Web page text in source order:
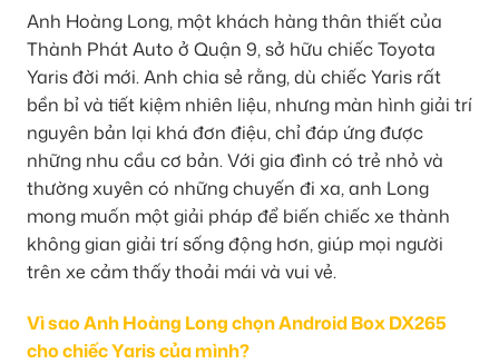
Anh Hoàng Long, một khách hàng thân thiết của
Thành Phát Auto ở Quận 9, sở hữu chiếc Toyota
Yaris đời mới. Anh chia sẻ rằng, dù chiếc Yaris rất
bền bỉ và tiết kiệm nhiên liệu, nhưng màn hình giải trí
nguyên bản lại khá đơn điệu, chỉ đáp ứng được
những nhu cầu cơ bản. Với gia đình có trẻ nhỏ và
thường xuyên có những chuyến đi xa, anh Long
mong muốn một giải pháp để biến chiếc xe thành
không gian giải trí sống động hơn, giúp mọi người
trên xe cảm thấy thoải mái và vui vẻ.
Vì sao Anh Hoàng Long chọn Android Box DX265
cho chiếc Yaris của mình?